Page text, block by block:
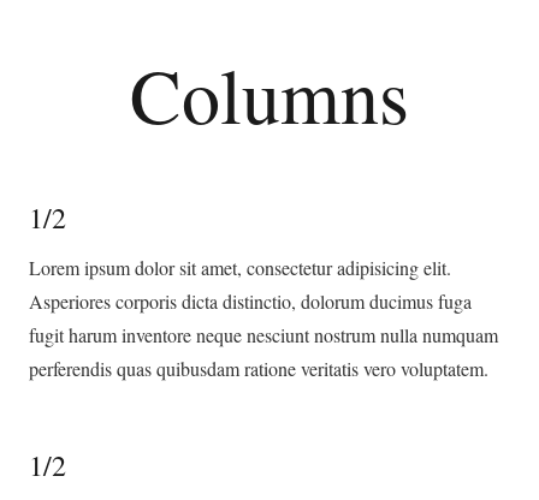
Columns
1/2
Lorem ipsum dolor sit amet, consectetur adipisicing elit.
Asperiores corporis dicta distinctio, dolorum ducimus fuga
fugit harum inventore neque nesciunt nostrum nulla numquam
perferendis quas quibusdam ratione veritatis vero voluptatem.
1/2